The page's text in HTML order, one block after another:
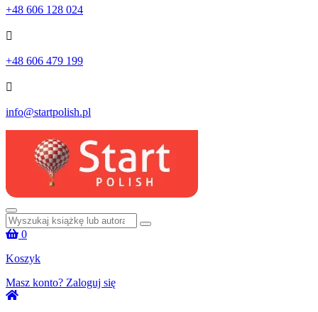
+48 606 128 024
+48 606 479 199
info@startpolish.pl
Szukaj:
0
Koszyk
Masz konto? Zaloguj się